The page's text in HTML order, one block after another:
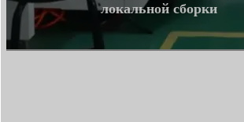
локальной сборки